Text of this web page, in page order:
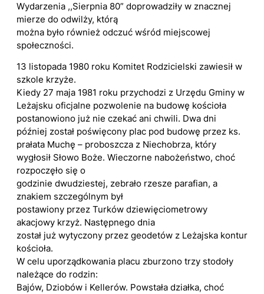
Wydarzenia ,,Sierpnia 80” doprowadziły w znacznej
mierze do odwilży, którą
można było również odczuć wśród miejscowej
społeczności.
13 listopada 1980 roku Komitet Rodzicielski zawiesił w
szkole krzyże.
Kiedy 27 maja 1981 roku przychodzi z Urzędu Gminy w
Leżajsku oficjalne pozwolenie na budowę kościoła
postanowiono już nie czekać ani chwili. Dwa dni
później został poświęcony plac pod budowę przez ks.
prałata Muchę – proboszcza z Niechobrza, który
wygłosił Słowo Boże. Wieczorne nabożeństwo, choć
rozpoczęło się o
godzinie dwudziestej, zebrało rzesze parafian, a
znakiem szczególnym był
postawiony przez Turków dziewięciometrowy
akacjowy krzyż. Następnego dnia
został już wytyczony przez geodetów z Leżajska kontur
kościoła.
W celu uporządkowania placu zburzono trzy stodoły
należące do rodzin:
Bajów, Dziobów i Kellerów. Powstała działka, choć